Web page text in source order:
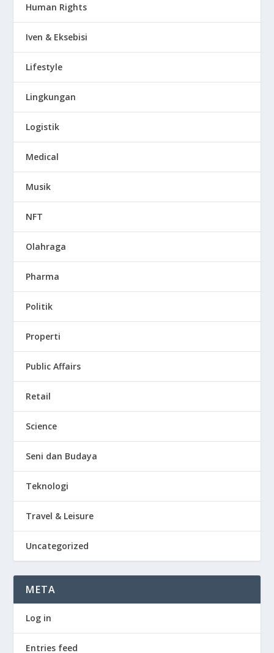
Human Rights
Iven & Eksebisi
Lifestyle
Lingkungan
Logistik
Medical
Musik
NFT
Olahraga
Pharma
Politik
Properti
Public Affairs
Retail
Science
Seni dan Budaya
Teknologi
Travel & Leisure
Uncategorized
META
Log in
Entries feed